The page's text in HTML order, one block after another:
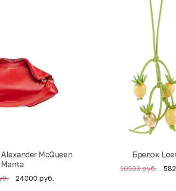
McQueen
Manta
24000 руб.
Брелок
10593 руб.